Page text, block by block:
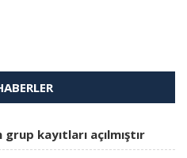
kayıtları açılmıştır